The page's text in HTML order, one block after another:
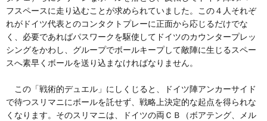
フスペースに走り込むことが求められていました。この４人それぞ
れがドイツ代表とのコンタクトプレーに正面から応じるだけでな
く、必要であればパスワークを駆使してドイツのカウンタープレッ
シングをかわし、グループでボールキープして敵陣に生じるスペー
スへ素早くボールを送り込まなければなりません。
この「戦術的デュエル」にしくじると、ドイツ陣アンカーサイド
で待つスリマニにボールを託せず、戦略上決定的な起点を得られな
くなります。そのスリマニは、ドイツの両ＣＢ（ボアテング、メル